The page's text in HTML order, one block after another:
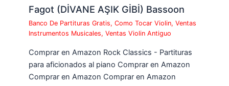
Fagot (DİVANE AŞIK GİBİ) Bassoon
Banco De Partituras Gratis,Como Tocar Violin,Ventas
Instrumentos Musicales,Ventas Violin Antiguo
Comprar en Amazon Rock Classics - Partituras
para aficionados al piano Comprar en Amazon
Comprar en Amazon Comprar en Amazon